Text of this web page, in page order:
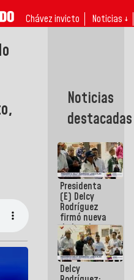
Chávez invicto Noticias ↓
Noticias
destacadas
Presidenta
(E) Delcy
Rodríguez
firmó nueva
de Ley de
Arrendamiento
aprobada
por la AN
Delcy